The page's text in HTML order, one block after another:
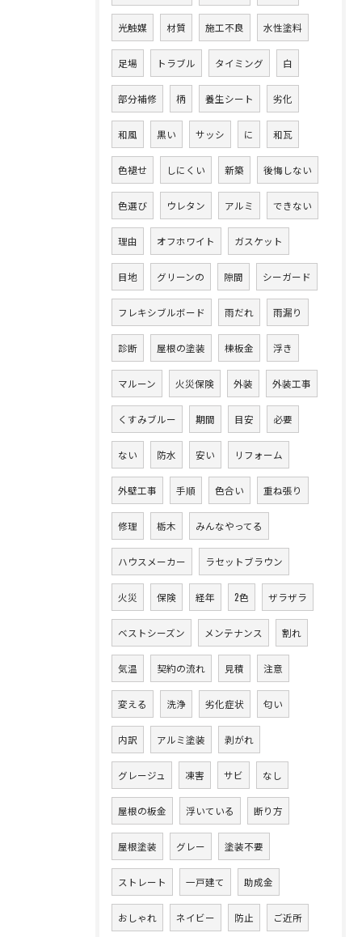
光触媒 材質 施工不良 水性塗料
足場 トラブル タイミング 白
部分補修 柄 養生シート 劣化
和風 黒い サッシ に 和瓦
色褪せ しにくい 新築 後悔しない
色選び ウレタン アルミ できない
理由 オフホワイト ガスケット
目地 グリーンの 隙間 シーガード
フレキシブルボード 雨だれ 雨漏り
診断 屋根の塗装 棟板金 浮き
マルーン 火災保険 外装 外装工事
くすみブルー 期間 目安 必要
ない 防水 安い リフォーム
外壁工事 手順 色合い 重ね張り
修理 栃木 みんなやってる
ハウスメーカー ラセットブラウン
火災 保険 経年 2色 ザラザラ
ベストシーズン メンテナンス 割れ
気温 契約の流れ 見積 注意
変える 洗浄 劣化症状 匂い
内訳 アルミ塗装 剥がれ
グレージュ 凍害 サビ なし
屋根の板金 浮いている 断り方
屋根塗装 グレー 塗装不要
ストレート 一戸建て 助成金
おしゃれ ネイビー 防止 ご近所